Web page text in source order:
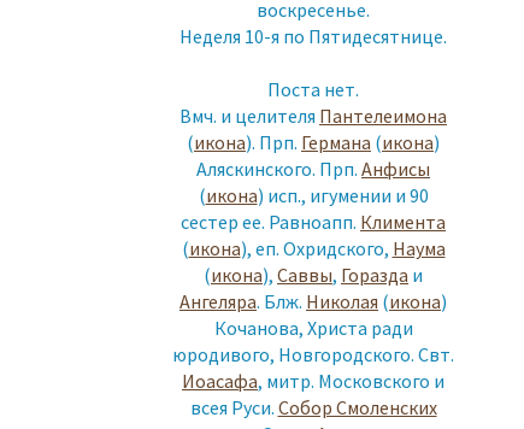
воскресенье.
Неделя 10-я по Пятидесятнице.
Поста нет.
Вмч. и целителя Пантелеимона
(икона). Прп. Германа (икона)
Аляскинского. Прп. Анфисы
(икона) исп., игумении и 90
сестер ее. Равноапп. Климента
(икона), еп. Охридского, Наума
(икона), Саввы, Горазда и
Ангеляра. Блж. Николая (икона)
Кочанова, Христа ради
юродивого, Новгородского. Свт.
Иоасафа, митр. Московского и
всея Руси. Собор Смоленских